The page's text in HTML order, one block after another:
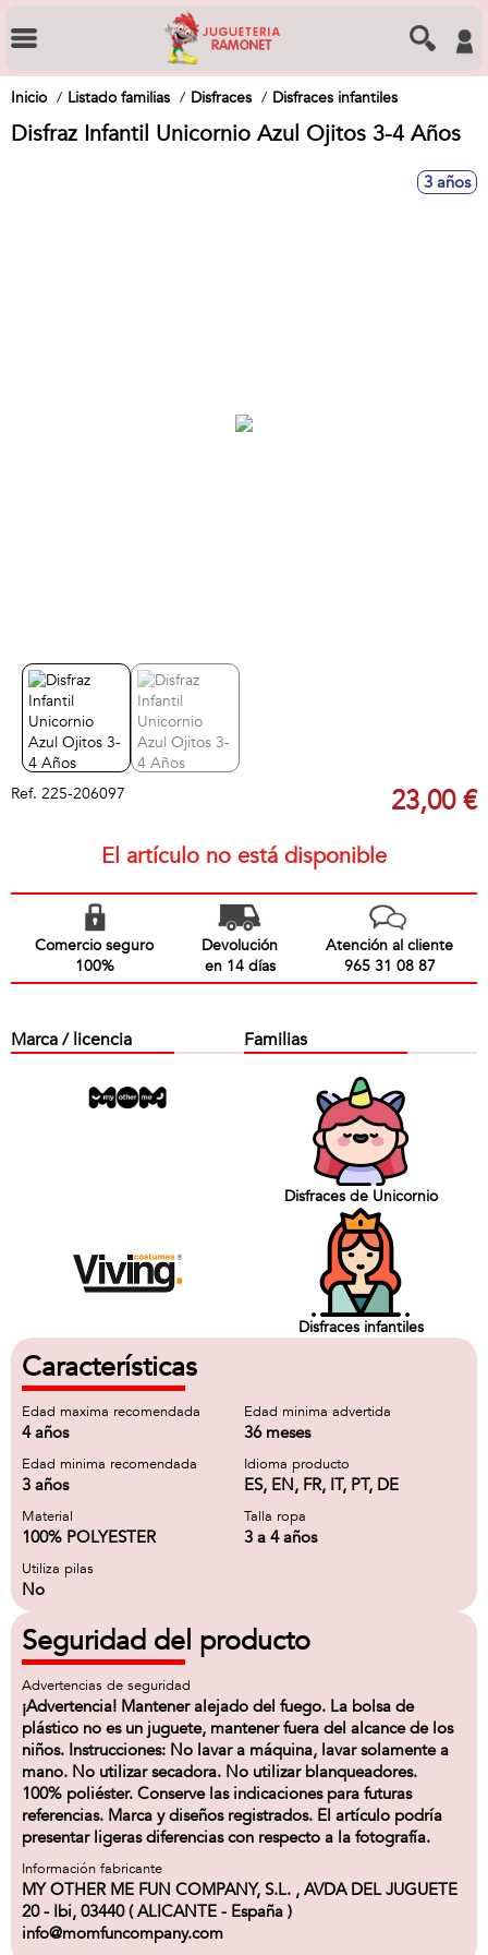
Inicio Listado familias Disfraces Disfraces infantiles
Disfraz Infantil Unicornio Azul Ojitos 3-4 Años
3 años
Ref. 225-206097 23,00 €
El artículo no está disponible
Comercio seguro
100%
Devolución
en 14 días
Atención al cliente
965 31 08 87
Marca / licencia Familias
Disfraces de Unicornio
Disfraces infantiles
Características
Edad maxima recomendada
4 años
Edad minima advertida
36 meses
Edad minima recomendada
3 años
Idioma producto
ES, EN, FR, IT, PT, DE
Material
100% POLYESTER
Talla ropa
3 a 4 años
Utiliza pilas
No
Seguridad del producto
Advertencias de seguridad
¡Advertencia! Mantener alejado del fuego. La bolsa de
plástico no es un juguete, mantener fuera del alcance de los
niños. Instrucciones: No lavar a máquina, lavar solamente a
mano. No utilizar secadora. No utilizar blanqueadores.
100% poliéster. Conserve las indicaciones para futuras
referencias. Marca y diseños registrados. El artículo podría
presentar ligeras diferencias con respecto a la fotografía.
Información fabricante
MY OTHER ME FUN COMPANY, S.L. , AVDA DEL JUGUETE
20 - Ibi, 03440 ( ALICANTE - España )
info@momfuncompany.com